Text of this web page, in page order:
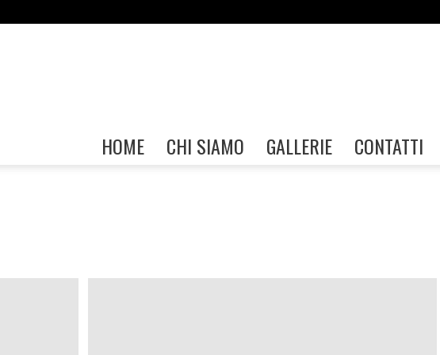
HOME CHI SIAMO GALLERIE CONTATTI
Mostre San Felice sul Panaro Mostre Sesto San Giovanni Mostre Taranto
Mostre Trieste